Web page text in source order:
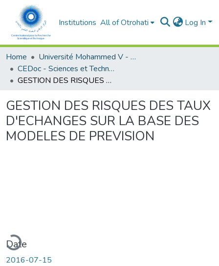
Institutions All of Otrohati Log In
Home
Université Mohammed V - Rabat
CEDoc - Sciences et Techniques pour l’ingénieur
GESTION DES RISQUES DES TAUX D'ECHANGES SUR LA BASE DES MODELES DE PREVISION
GESTION DES RISQUES DES TAUX
D'ECHANGES SUR LA BASE DES
MODELES DE PREVISION
Date
2016-07-15